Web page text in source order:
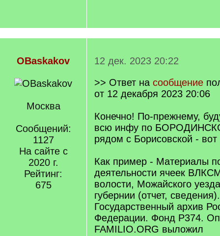
OBaskakov
Москва
Сообщений:
1127
На сайте с
2020 г.
Рейтинг:
675
12 дек. 2023 20:22
>> Ответ на сообщение
от 12 декабря 2023 20:06
Конечно! По-прежнему,
всю инфу по
рядом с Борисовской -
Как пример - Материалы
деятельности ячеек
волости, Можайского
губернии (отчет,
Государственный архив
Федерации. Фонд Р374.
FAMILIO.ORG выложил